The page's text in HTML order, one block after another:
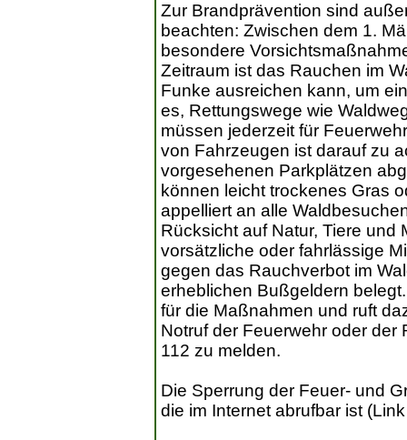
Zur Brandprävention sind
beachten: Zwischen dem 1.
besondere
Zeitraum ist das Rauchen im
Funke ausreichen kann, um
es, Rettungswege wie
müssen jederzeit für
von Fahrzeugen ist darauf zu
vorgesehenen Parkplätzen
können leicht trockenes Gras
appelliert an alle
Rücksicht auf Natur, Tiere und
vorsätzliche oder fahrlässige
gegen das Rauchverbot im
erheblichen Bußgeldern
für die Maßnahmen und ruft
Notruf der Feuerwehr oder der
112 zu melden.
Die Sperrung der Feuer- und
die im Internet abrufbar ist